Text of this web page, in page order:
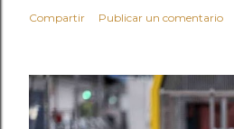
Compartir Publicar un comentario